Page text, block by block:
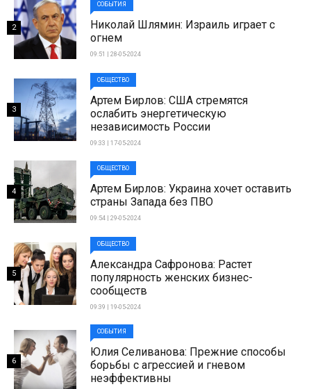
СОБЫТИЯ
Николай Шлямин: Израиль играет с
огнем
09:51 | 28-05-2024
2
ОБЩЕСТВО
Артем Бирлов: США стремятся
ослабить энергетическую
независимость России
09:33 | 17-05-2024
3
ОБЩЕСТВО
Артем Бирлов: Украина хочет оставить
страны Запада без ПВО
09:54 | 29-05-2024
4
ОБЩЕСТВО
Александра Сафронова: Растет
популярность женских бизнес-
сообществ
09:39 | 19-05-2024
5
СОБЫТИЯ
Юлия Селиванова: Прежние способы
борьбы с агрессией и гневом
неэффективны
6